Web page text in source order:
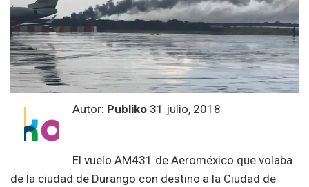
Autor: Publiko 31 julio, 2018
El vuelo AM431 de Aeroméxico que volaba
de la ciudad de Durango con destino a la Ciudad de